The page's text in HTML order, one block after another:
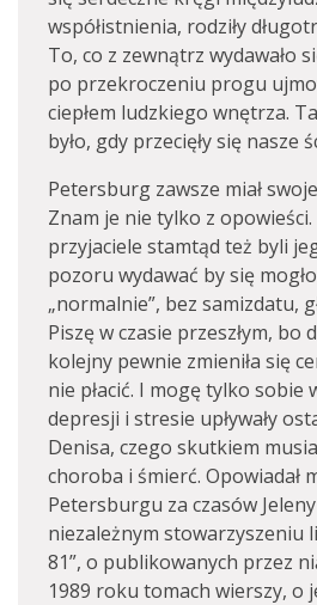
współistnienia, rodziły
To, co z zewnątrz wydawało
po przekroczeniu progu
ciepłem ludzkiego wnętrza.
było, gdy przecięły się nasze
Petersburg zawsze miał
Znam je nie tylko z
przyjaciele stamtąd też byli
pozoru wydawać by się
„normalnie”, bez samizdatu,
Piszę w czasie przeszłym, bo
kolejny pewnie zmieniła się
nie płacić. I mogę tylko sobie
depresji i stresie upływały
Denisa, czego skutkiem
choroba i śmierć. Opowiadał
Petersburgu za czasów
niezależnym stowarzyszeniu
81”, o publikowanych przez
1989 roku tomach wierszy, o